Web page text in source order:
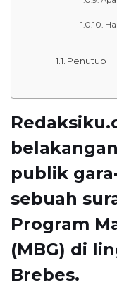
Penutup
publik
sebuah
Program
(MBG) di
Brebes.